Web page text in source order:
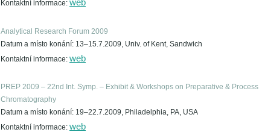
Kontaktní informace: web
Analytical Research Forum 2009
Datum a místo konání: 13–15.7.2009, Univ. of Kent, Sandwich
Kontaktní informace: web
PREP 2009 – 22nd Int. Symp. – Exhibit & Workshops on Preparative & Process
Chromatography
Datum a místo konání: 19–22.7.2009, Philadelphia, PA, USA
Kontaktní informace: web